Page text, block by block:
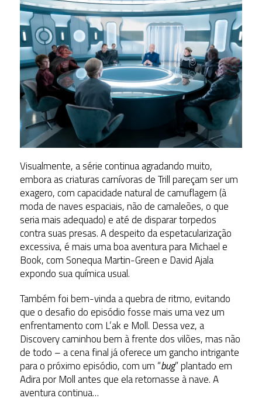
Visualmente, a série continua agradando muito,
embora as criaturas carnívoras de Trill pareçam ser um
exagero, com capacidade natural de camuflagem (à
moda de naves espaciais, não de camaleões, o que
seria mais adequado) e até de disparar torpedos
contra suas presas. A despeito da espetacularização
excessiva, é mais uma boa aventura para Michael e
Book, com Sonequa Martin-Green e David Ajala
expondo sua química usual.
Também foi bem-vinda a quebra de ritmo, evitando
que o desafio do episódio fosse mais uma vez um
enfrentamento com L’ak e Moll. Dessa vez, a
Discovery caminhou bem à frente dos vilões, mas não
de todo – a cena final já oferece um gancho intrigante
para o próximo episódio, com um “bug” plantado em
Adira por Moll antes que ela retornasse à nave. A
aventura continua…